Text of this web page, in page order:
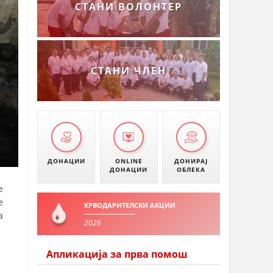
СТАНИ ВОЛОНТЕР
СТАНИ ЧЛЕН
ДОНАЦИИ
ONLINE
ДОНАЦИИ
ДОНИРАЈ
ОБЛЕКА
КРВОДАРИТЕЛСКИ АКЦИИ
2026
Апликација за прва помош